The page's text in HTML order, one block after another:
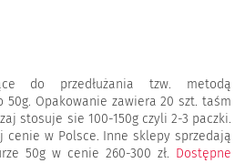
do przedłużania tzw. metodą
50g. Opakowanie zawiera 20 szt. taśm
stosuje sie 100-150g czyli 2-3 paczki.
cenie w Polsce. Inne sklepy sprzedają
50g w cenie 260-300 zł. Dostępne